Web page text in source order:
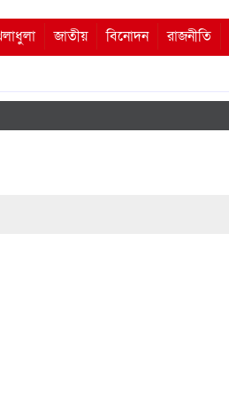
জাতীয় বিনোদন রাজনীতি